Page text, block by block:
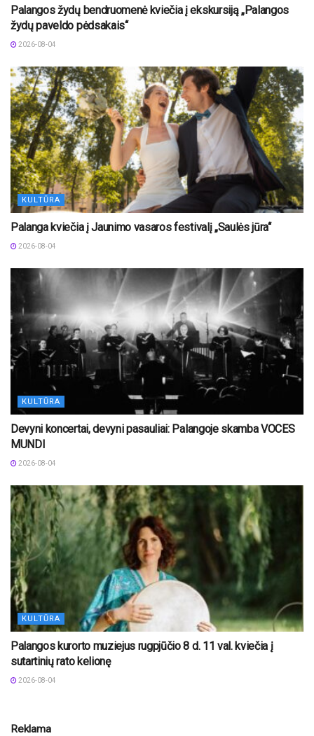
Palangos žydų bendruomenė kviečia į ekskursiją „Palangos
žydų paveldo pėdsakais“
2026-08-04
KULTŪRA
Palanga kviečia į Jaunimo vasaros festivalį „Saulės jūra“
2026-08-04
KULTŪRA
Devyni koncertai, devyni pasauliai: Palangoje skamba VOCES
MUNDI
2026-08-04
KULTŪRA
Palangos kurorto muziejus rugpjūčio 8 d. 11 val. kviečia į
sutartinių rato kelionę
2026-08-04
Reklama